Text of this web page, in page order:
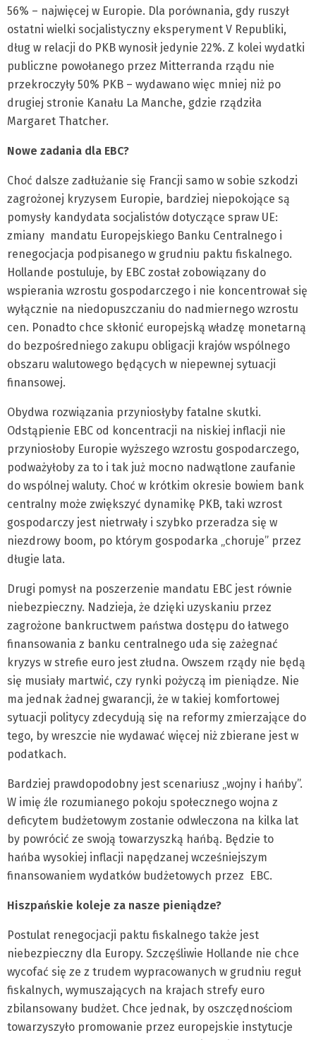
56% – najwięcej w Europie. Dla porównania, gdy ruszył
ostatni wielki socjalistyczny eksperyment V Republiki,
dług w relacji do PKB wynosił jedynie 22%. Z kolei wydatki
publiczne powołanego przez Mitterranda rządu nie
przekroczyły 50% PKB – wydawano więc mniej niż po
drugiej stronie Kanału La Manche, gdzie rządziła
Margaret Thatcher.
Nowe zadania dla EBC?
Choć dalsze zadłużanie się Francji samo w sobie szkodzi
zagrożonej kryzysem Europie, bardziej niepokojące są
pomysły kandydata socjalistów dotyczące spraw UE:
zmiany mandatu Europejskiego Banku Centralnego i
renegocjacja podpisanego w grudniu paktu fiskalnego.
Hollande postuluje, by EBC został zobowiązany do
wspierania wzrostu gospodarczego i nie koncentrował się
wyłącznie na niedopuszczaniu do nadmiernego wzrostu
cen. Ponadto chce skłonić europejską władzę monetarną
do bezpośredniego zakupu obligacji krajów wspólnego
obszaru walutowego będących w niepewnej sytuacji
finansowej.
Obydwa rozwiązania przyniosłyby fatalne skutki.
Odstąpienie EBC od koncentracji na niskiej inflacji nie
przyniosłoby Europie wyższego wzrostu gospodarczego,
podważyłoby za to i tak już mocno nadwątlone zaufanie
do wspólnej waluty. Choć w krótkim okresie bowiem bank
centralny może zwiększyć dynamikę PKB, taki wzrost
gospodarczy jest nietrwały i szybko przeradza się w
niezdrowy boom, po którym gospodarka „choruje” przez
długie lata.
Drugi pomysł na poszerzenie mandatu EBC jest równie
niebezpieczny. Nadzieja, że dzięki uzyskaniu przez
zagrożone bankructwem państwa dostępu do łatwego
finansowania z banku centralnego uda się zażegnać
kryzys w strefie euro jest złudna. Owszem rządy nie będą
się musiały martwić, czy rynki pożyczą im pieniądze. Nie
ma jednak żadnej gwarancji, że w takiej komfortowej
sytuacji politycy zdecydują się na reformy zmierzające do
tego, by wreszcie nie wydawać więcej niż zbierane jest w
podatkach.
Bardziej prawdopodobny jest scenariusz „wojny i hańby”.
W imię źle rozumianego pokoju społecznego wojna z
deficytem budżetowym zostanie odwleczona na kilka lat
by powrócić ze swoją towarzyszką hańbą. Będzie to
hańba wysokiej inflacji napędzanej wcześniejszym
finansowaniem wydatków budżetowych przez EBC.
Hiszpańskie koleje za nasze pieniądze?
Postulat renegocjacji paktu fiskalnego także jest
niebezpieczny dla Europy. Szczęśliwie Hollande nie chce
wycofać się ze z trudem wypracowanych w grudniu reguł
fiskalnych, wymuszających na krajach strefy euro
zbilansowany budżet. Chce jednak, by oszczędnościom
towarzyszyło promowanie przez europejskie instytucje